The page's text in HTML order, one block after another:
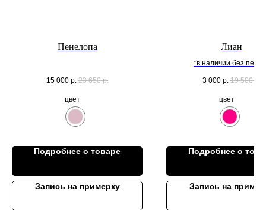
Пенелопа
15 000 р. 23 650 р.
цвет
Подробнее о товаре
Запись на примерку
Лиан
*в наличии без
3 000 р. 19 500
цвет
Подробнее о
Запись на